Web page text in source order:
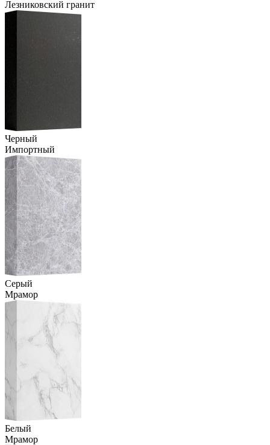
Лезниковский гранит
Черный
Импортный
Серый
Мрамор
Белый
Мрамор